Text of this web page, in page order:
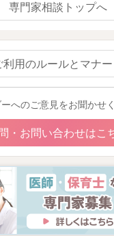
専門家相談トップへ
利用のルールとマナー
へのご意見をお聞かせ
・お問い合わせはこ